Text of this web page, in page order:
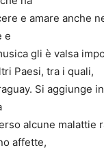
e amare anche
e
gli è valsa
Paesi, tra i quali,
Si aggiunge
alcune malattie
affette,